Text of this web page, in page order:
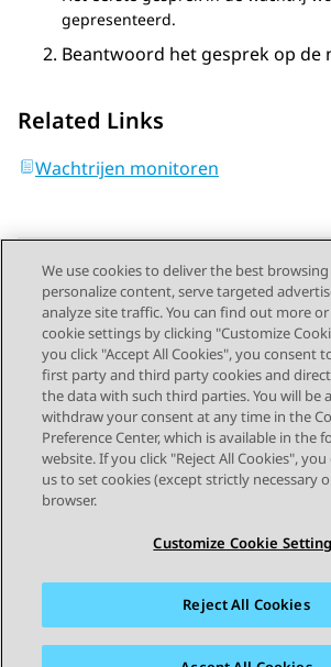
gepresenteerd.
Beantwoord het gesprek op de
Related Links
Wachtrijen monitoren
Send Feedback
Topic navigation
Vorig onderwerp
STAY CONNECTED
Siteoverzicht Gebruiksvoorwaarden
Handelsmerken
We use cookies to deliver the best
personalize content, serve targeted
analyze site traffic. You can find out more
cookie settings by clicking "Customize
you click "Accept All Cookies", you consent
first party and third party cookies and
the data with such third parties. You will be
withdraw your consent at any time in the
Preference Center, which is available in the
website. If you click "Reject All Cookies",
us to set cookies (except strictly necessary
browser.
Customize Cookie
Reject All Cookies